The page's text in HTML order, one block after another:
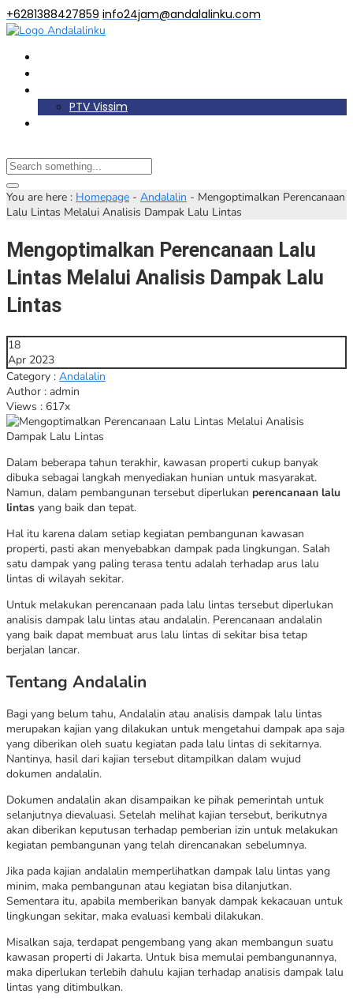
+6281388427859 info24jam@andalalinku.com
PTV Vissim
You are here : Homepage - Andalalin - Mengoptimalkan Perencanaan
Lalu Lintas Melalui Analisis Dampak Lalu Lintas
Mengoptimalkan Perencanaan Lalu
Lintas Melalui Analisis Dampak Lalu
Lintas
18
Apr 2023
Category : Andalalin
Author : admin
Views : 617x
Dalam beberapa tahun terakhir, kawasan properti cukup banyak
dibuka sebagai langkah menyediakan hunian untuk masyarakat.
Namun, dalam pembangunan tersebut diperlukan perencanaan lalu
lintas yang baik dan tepat.
Hal itu karena dalam setiap kegiatan pembangunan kawasan
properti, pasti akan menyebabkan dampak pada lingkungan. Salah
satu dampak yang paling terasa tentu adalah terhadap arus lalu
lintas di wilayah sekitar.
Untuk melakukan perencanaan pada lalu lintas tersebut diperlukan
analisis dampak lalu lintas atau andalalin. Perencanaan andalalin
yang baik dapat membuat arus lalu lintas di sekitar bisa tetap
berjalan lancar.
Tentang Andalalin
Bagi yang belum tahu, Andalalin atau analisis dampak lalu lintas
merupakan kajian yang dilakukan untuk mengetahui dampak apa saja
yang diberikan oleh suatu kegiatan pada lalu lintas di sekitarnya.
Nantinya, hasil dari kajian tersebut ditampilkan dalam wujud
dokumen andalalin.
Dokumen andalalin akan disampaikan ke pihak pemerintah untuk
selanjutnya dievaluasi. Setelah melihat kajian tersebut, berikutnya
akan diberikan keputusan terhadap pemberian izin untuk melakukan
kegiatan pembangunan yang telah direncanakan sebelumnya.
Jika pada kajian andalalin memperlihatkan dampak lalu lintas yang
minim, maka pembangunan atau kegiatan bisa dilanjutkan.
Sementara itu, apabila memberikan banyak dampak kekacauan untuk
lingkungan sekitar, maka evaluasi kembali dilakukan.
Misalkan saja, terdapat pengembang yang akan membangun suatu
kawasan properti di Jakarta. Untuk bisa memulai pembangunannya,
maka diperlukan terlebih dahulu kajian terhadap analisis dampak lalu
lintas yang ditimbulkan.